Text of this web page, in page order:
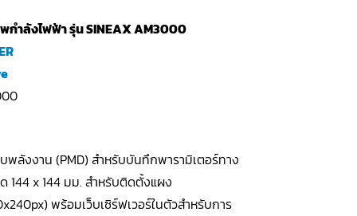
ำลังไฟฟ้า รุ่น SINEAX AM3000
ลังงาน (PMD) สำหรับบันทึกพารามิเตอร์ทาง
144 x 144 มม. สำหรับติดตั้งแผง
พร้อมเว็บเซิร์ฟเวอร์ในตัวสำหรับการ